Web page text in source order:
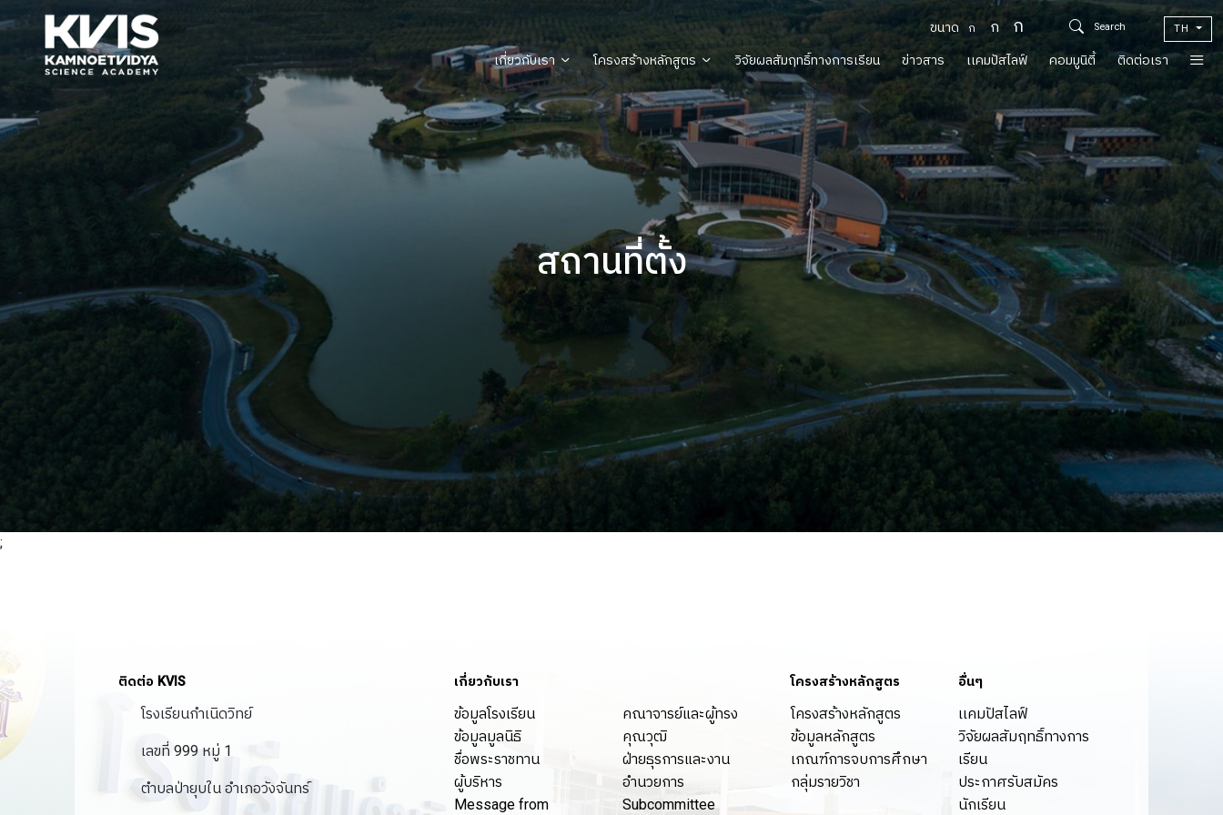
ขนาด ก ก ก TH
เกี่ยวกับเรา โครงสร้างหลักสูตร วิจัยผลสัมฤทธิ์ทางการเรียน ข่าวสาร เเคมปัสไลฟ์ คอมมูนิตี้ ติดต่อเรา
สถานที่ตั้ง
;
ติดต่อ KVIS
โรงเรียนกำเนิดวิทย์
เลขที่ 999 หมู่ 1
ตำบลป่ายุบใน อำเภอวังจันทร์
เกี่ยวกับเรา
ข้อมูลโรงเรียน
ข้อมูลมูลนิธิ
ชื่อพระราชทาน
ผู้บริหาร
Message from
คณาจารย์และผู้ทรง
คุณวุฒิ
ฝ่ายธุรการและงาน
อำนวยการ
Subcommittee
โครงสร้างหลักสูตร
โครงสร้างหลักสูตร
ข้อมูลหลักสูตร
เกณฑ์การจบการศึกษา
กลุ่มรายวิชา
อื่นๆ
เเคมปัสไลฟ์
วิจัยผลสัมฤทธิ์ทางการ
เรียน
ประกาศรับสมัคร
นักเรียน